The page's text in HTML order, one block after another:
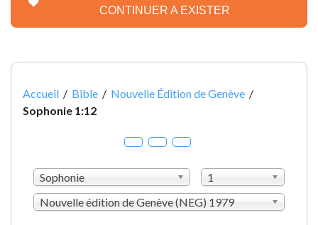
CONTINUER A EXISTER
Accueil / Bible / Nouvelle Édition de Genève /
Sophonie 1:12
Sophonie
1
Nouvelle édition de Genève (NEG) 1979